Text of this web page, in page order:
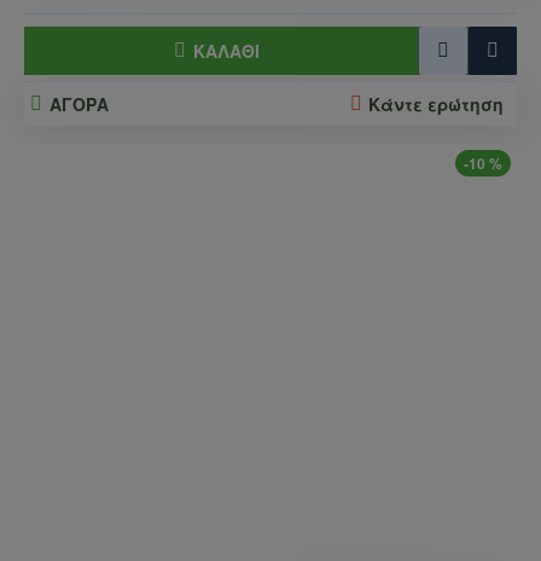
ΚΑΛΆΘΙ
ΑΓΟΡΑ Κάντε ερώτηση
-10 %